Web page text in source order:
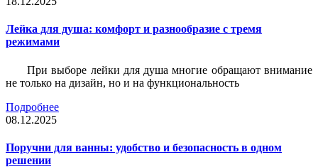
Лейка для душа: комфорт и разнообразие с тремя
режимами
При выборе лейки для душа многие обращают внимание
не только на дизайн, но и на функциональность
Подробнее
08.12.2025
Поручни для ванны: удобство и безопасность в одном
решении